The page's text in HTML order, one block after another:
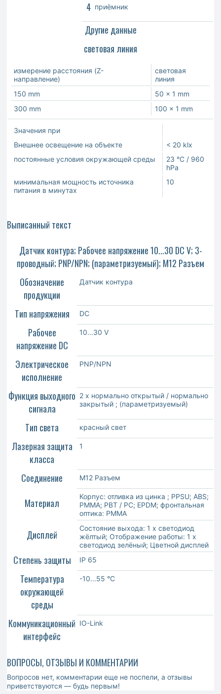
4 приёмник
Другие данные
световая линия
измерение расстояния (Z-
направление)
световая
линия
150 mm
50 x 1 mm
300 mm
100 x 1 mm
Значения при
Внешнее освещение на объекте
< 20 klx
постоянные условия окружающей среды
23 °C / 960
hPa
минимальная мощность источника
питания в минутах
10
Выписанный текст
Датчик контура; Рабочее напряжение 10...30 DC V; 3-
проводный; PNP/NPN; (параметризуемый); M12 Разъем
Обозначение
продукции
Датчик контура
Тип напряжения DC
Рабочее
напряжение DC
10...30 V
Электрическое
исполнение
PNP/NPN
Функция выходного
сигнала
2 x нормально открытый / нормально
закрытый ; (параметризуемый)
Тип света красный свет
Лазерная защита
класса
1
Соединение M12 Разъем
Материал
Корпус: отливка из цинка ; PPSU; ABS;
PMMA; PBT / PC; EPDM; фронтальная
оптика: PMMA
Дисплей
Состояние выхода: 1 x светодиод
жёлтый; Отображение работы: 1 x
светодиод зелёный; Цветной дисплей
Степень защиты IP 65
Температура
окружающей
среды
-10...55 °C
Коммуникационный
интерфейс
IO-Link
ВОПРОСЫ, ОТЗЫВЫ И КОММЕНТАРИИ
Вопросов нет, комментарии еще не поспели, а отзывы
приветствуются — будь первым!